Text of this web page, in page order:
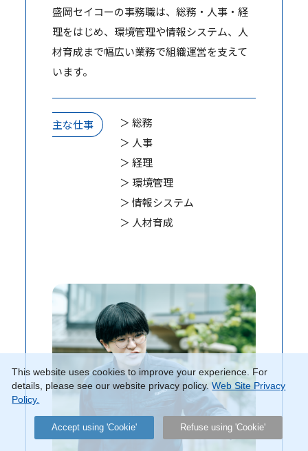
盛岡セイコーの事務職は、総務・人事・経
理をはじめ、環境管理や情報システム、人
材育成まで幅広い業務で組織運営を支えて
います。
主な仕事
＞ 総務
＞ 人事
＞ 経理
＞ 環境管理
＞ 情報システム
＞ 人材育成
This website uses cookies to improve your experience. For
details, please see our website privacy policy.Web Site Privacy
Policy.
Accept using 'Cookie' Refuse using 'Cookie'